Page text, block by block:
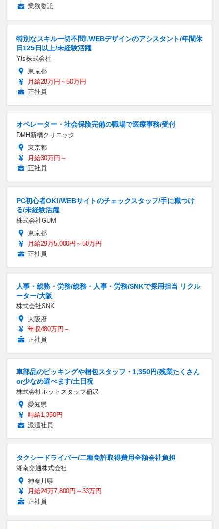
業務委託
特別なスキル一切不問!/WEBデザインのアシスタント/年間休
日125日以上/未経験活躍
Yts株式会社
東京都
月給28万円～50万円
正社員
オペレーター・社会保険完備の職場で医療事務/受付
DMH新橋クリニック
東京都
月給30万円～
正社員
PC初心者OK!/WEBサイトのチェックスタッフ/手に職つけ
る/未経験活躍
株式会社GUM
東京都
月給29万5,000円～50万円
正社員
人事・総務・労務/総務・人事・労務/SNKで採用担当 リクル
ーター/大阪
株式会社SNK
大阪府
年収480万円～
正社員
車部品のピッキングや梱包スタッフ・1,350円/残業たくさん
or少なめ選べます/土日祝
株式会社ホットスタッフ稲沢
愛知県
時給1,350円
派遣社員
タクシードライバー/二種免許取得費用全額会社負担
湘南交通株式会社
神奈川県
月給24万7,800円～33万円
正社員